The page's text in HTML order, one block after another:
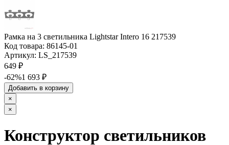
Рамка на 3 светильника Lightstar Intero 16 217539
Код товара: 86145-01
Артикул: LS_217539
649 ₽
-62%1 693 ₽
Добавить в корзину
×
×
Конструктор светильников